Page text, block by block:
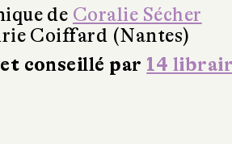
de Coralie Sécher
Coiffard (Nantes)
conseillé par 14